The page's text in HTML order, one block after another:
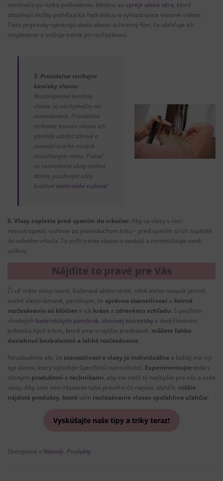
minimalizujú riziko poškodenia. Ideálne sú spreje alebo séra, ktoré
obsahujú zložky prehlbujúce hydratáciu a vyhladzujúce vlasové vlákno.
Tieto prípravky vytvárajú okolo vlasov ochranný film, čo uľahčuje ich
rozpletanie a znižuje trenie pri rozčesávaní.
5. Pravidelne strihajte
končeky vlasov:
Rozstrapkané končeky
vlasov sú náchylnejšie na
zamotávanie. Pravidelné
strihanie koncov vlasov ich
pomôže udržať zdravé a
zamedzí tvorbe nových
zacuchaných miest. Pokiaľ
sa rozhodnete vlasy strihať
doma, používajte vždy
kvalitnékadernícke nožnice!
6. Vlasy zapleťte pred spaním do vrkočov: Aby sa vlasy v noci
nezastrapatili, siahnite po jednoduchom triku – pred spaním si ich zapleťte
do voľného vrkoča. To zníži trenie vlasov o vankúš a minimalizuje vznik
uzlíkov.
Nájdite to pravé pre Vás
Či už máte vlasy rovné, kučeravé alebo vlnité, silné alebo naopak jemné,
suché alebo lámavé, pamätajte, že správna starostlivosťa šetrné
rozčesávanie sú kľúčom k ich kráse a zdravému vzhľadu. S použitím
vhodných kaderníckych pomôcok, vlasovej kozmetiky a dodržiavaním
jednoduchých trikov, ktoré sme si vyššie predstavili, môžete ľahko
dosiahnuť bezbolestné a ľahké rozčesávanie.
Nezabudnite ale, že starostlivosť o vlasy je individuálna a každý má iný
typ vlasov, ktorý vyžaduje špecifickú starostlivosť. Experimentujte teda s
rôznymi produktmi a technikami, aby ste našli to najlepšie pre vás a vaše
vlasy. Aby sme vám hľadanie toho pravého čo najviac uľahčili, nižšie
nájdete produkty, ktorévám rozčesávanie vlasov spoľahlivo uľahčia!
Vyskúšajte naše tipy a triky teraz!
Uverejnené v Návody, Produkty